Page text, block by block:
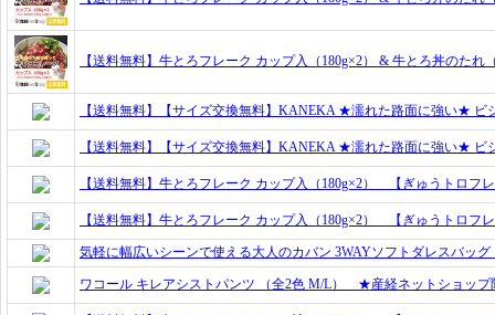
【送料無料】牛とろフレーク カップ入（180g×2） & 牛とろ丼のた
【送料無料】【サイズ交換無料】KANEKA ★濡れた路面に強い★
【送料無料】【サイズ交換無料】KANEKA ★濡れた路面に強い★
【送料無料】牛とろフレーク カップ入（180g×2） 【ぎゅうトロフ
【送料無料】牛とろフレーク カップ入（180g×2） 【ぎゅうトロフ
気軽に幅広いシーンで使える大人のカバン 3WAYソフトダレスバッグ
ワコール キレアシストパンツ （全2色 M/L） ★産経ネットショッ